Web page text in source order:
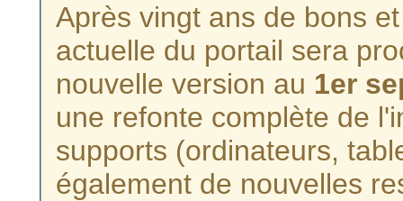
Après vingt ans de bons
actuelle du portail sera
nouvelle version au 1er
une refonte complète de
supports (ordinateurs,
également de nouvelles